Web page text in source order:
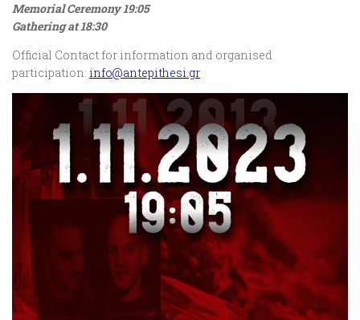
Memorial Ceremony 19:05
Gathering at 18:30
Official Contact for information and organised
participation: info@antepithesi.gr